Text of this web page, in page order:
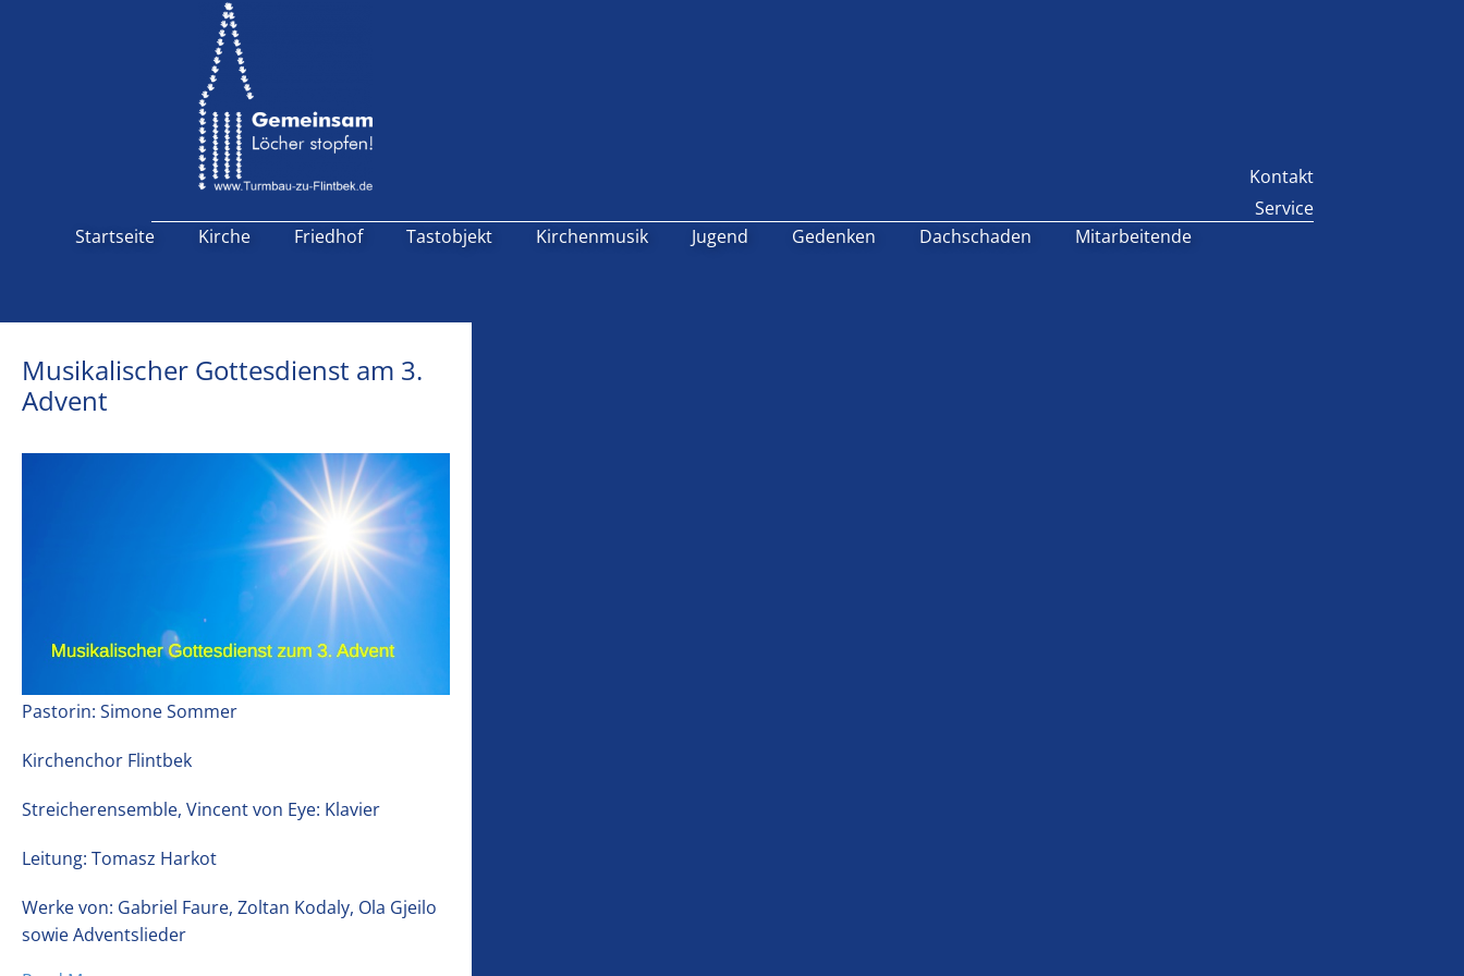
Kontakt
Service
Startseite
Kirche Friedhof Tastobjekt Kirchenmusik Jugend Gedenken Dachschaden Mitarbeitende
Musikalischer Gottesdienst am 3.
Advent
Pastorin: Simone Sommer
Kirchenchor Flintbek
Streicherensemble, Vincent von Eye: Klavier
Leitung: Tomasz Harkot
Werke von: Gabriel Faure, Zoltan Kodaly, Ola Gjeilo
sowie Adventslieder